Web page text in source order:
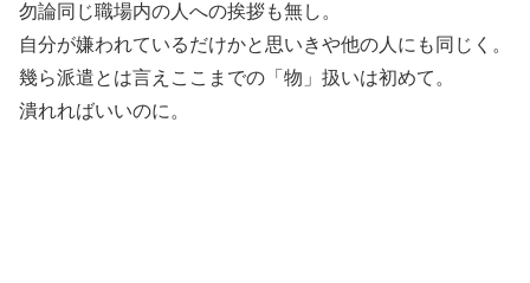
勿論同じ職場内の人への挨拶も無し。
自分が嫌われているだけかと思いきや他の人にも同じく。
幾ら派遣とは言えここまでの「物」扱いは初めて。
潰れればいいのに。